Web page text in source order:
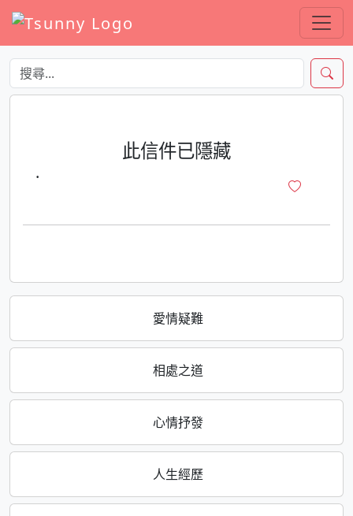
愛情疑難
相處之道
心情抒發
人生經歷
此信件已隱藏
·